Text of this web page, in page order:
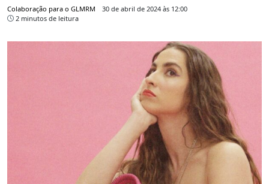
Colaboração para o GLMRM
30 de abril de 2024 às 12:00
2 minutos de leitura